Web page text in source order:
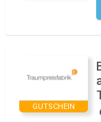
GUTSCHEIN